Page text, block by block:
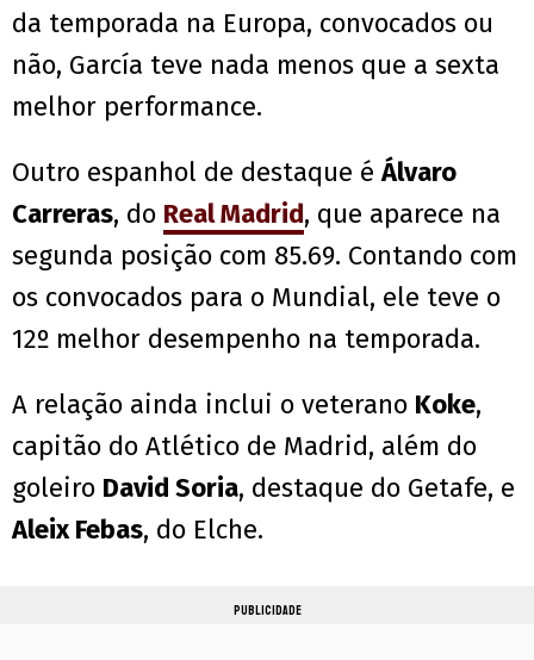
da temporada na Europa, convocados ou
não, García teve nada menos que a sexta
melhor performance.
Outro espanhol de destaque éÁlvaro
Carreras, do Real Madrid, que aparece na
segunda posição com 85.69. Contando com
os convocados para o Mundial, ele teve o
12º melhor desempenho na temporada.
A relação ainda inclui o veterano Koke,
capitão do Atlético de Madrid, além do
goleiro David Soria, destaque do Getafe, e
Aleix Febas, do Elche.
PUBLICIDADE